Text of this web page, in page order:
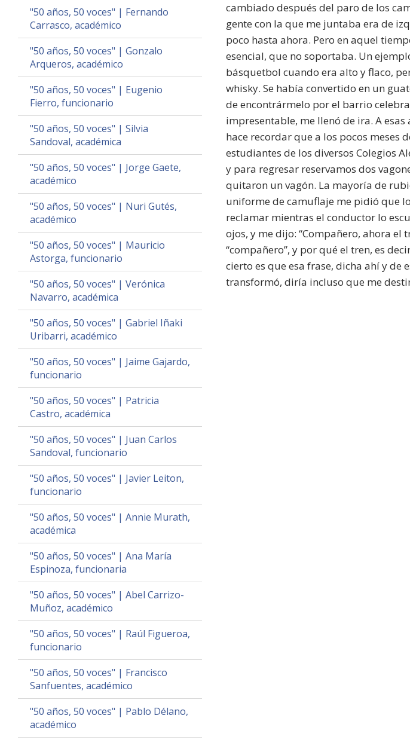
"50 años, 50 voces" | Fernando
Carrasco, académico
"50 años, 50 voces" | Gonzalo
Arqueros, académico
"50 años, 50 voces" | Eugenio
Fierro, funcionario
"50 años, 50 voces" | Silvia
Sandoval, académica
"50 años, 50 voces" | Jorge Gaete,
académico
"50 años, 50 voces" | Nuri Gutés,
académico
"50 años, 50 voces" | Mauricio
Astorga, funcionario
"50 años, 50 voces" | Verónica
Navarro, académica
"50 años, 50 voces" | Gabriel Iñaki
Uribarri, académico
"50 años, 50 voces" | Jaime Gajardo,
funcionario
"50 años, 50 voces" | Patricia
Castro, académica
"50 años, 50 voces" | Juan Carlos
Sandoval, funcionario
"50 años, 50 voces" | Javier Leiton,
funcionario
"50 años, 50 voces" | Annie Murath,
académica
"50 años, 50 voces" | Ana María
Espinoza, funcionaria
"50 años, 50 voces" | Abel Carrizo-
Muñoz, académico
"50 años, 50 voces" | Raúl Figueroa,
funcionario
"50 años, 50 voces" | Francisco
Sanfuentes, académico
"50 años, 50 voces" | Pablo Délano,
académico
cambiado después del paro de los
gente con la que me juntaba era de
poco hasta ahora. Pero en aquel
esencial, que no soportaba. Un
básquetbol cuando era alto y flaco,
whisky. Se había convertido en un
de encontrármelo por el barrio
impresentable, me llenó de ira. A
hace recordar que a los pocos meses
estudiantes de los diversos Colegios
y para regresar reservamos dos
quitaron un vagón. La mayoría de
uniforme de camuflaje me pidió que
reclamar mientras el conductor lo
ojos, y me dijo: “Compañero, ahora el
“compañero”, y por qué el tren, es
cierto es que esa frase, dicha ahí y de
transformó, diría incluso que me